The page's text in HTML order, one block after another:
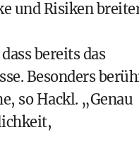
und Risiken
bereits das
Besonders
so Hackl. „Genau